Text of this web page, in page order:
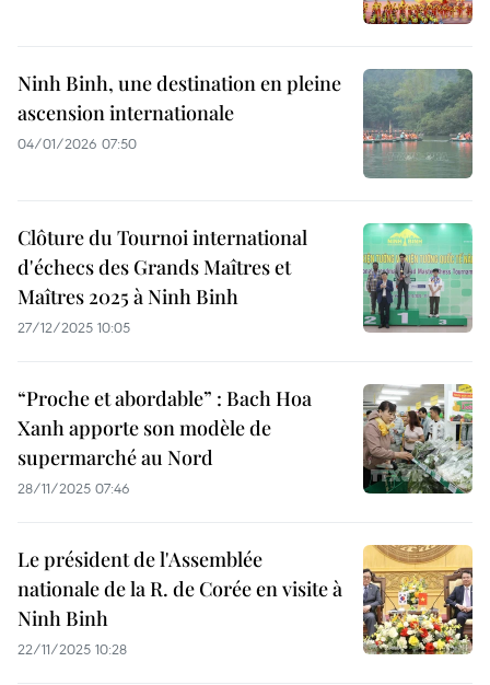
Ninh Binh, une destination en pleine
ascension internationale
04/01/2026 07:50
Clôture du Tournoi international
d'échecs des Grands Maîtres et
Maîtres 2025 à Ninh Binh
27/12/2025 10:05
“Proche et abordable” : Bach Hoa
Xanh apporte son modèle de
supermarché au Nord
28/11/2025 07:46
Le président de l'Assemblée
nationale de la R. de Corée en visite à
Ninh Binh
22/11/2025 10:28